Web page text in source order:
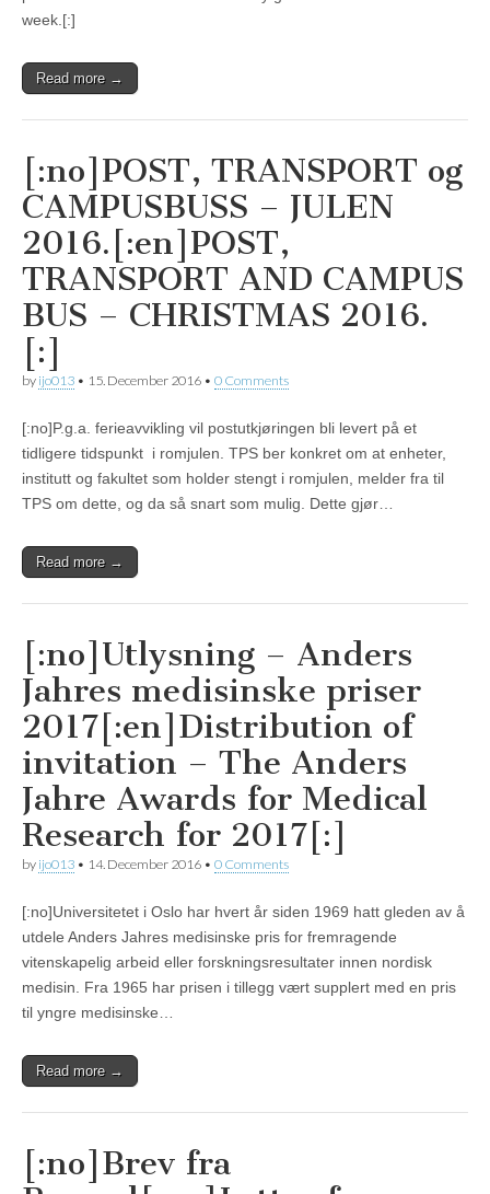
week.[:]
Read more →
[:no]POST, TRANSPORT og
CAMPUSBUSS – JULEN
2016.[:en]POST,
TRANSPORT AND CAMPUS
BUS – CHRISTMAS 2016.
[:]
by ijo013 • 15. December 2016 • 0 Comments
[:no]P.g.a. ferieavvikling vil postutkjøringen bli levert på et
tidligere tidspunkt i romjulen. TPS ber konkret om at enheter,
institutt og fakultet som holder stengt i romjulen, melder fra til
TPS om dette, og da så snart som mulig. Dette gjør…
Read more →
[:no]Utlysning – Anders
Jahres medisinske priser
2017[:en]Distribution of
invitation – The Anders
Jahre Awards for Medical
Research for 2017[:]
by ijo013 • 14. December 2016 • 0 Comments
[:no]Universitetet i Oslo har hvert år siden 1969 hatt gleden av å
utdele Anders Jahres medisinske pris for fremragende
vitenskapelig arbeid eller forskningsresultater innen nordisk
medisin. Fra 1965 har prisen i tillegg vært supplert med en pris
til yngre medisinske…
Read more →
[:no]Brev fra